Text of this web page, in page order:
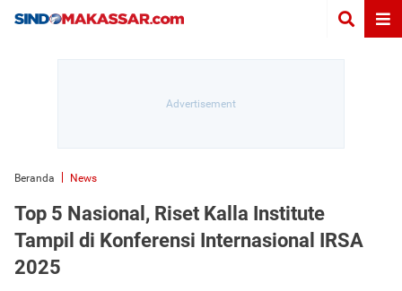
Beranda News
Top 5 Nasional, Riset Kalla Institute
Tampil di Konferensi Internasional IRSA
2025